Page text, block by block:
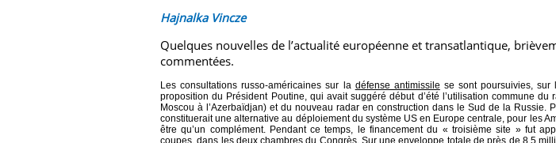
Hajnalka Vincze
Quelques nouvelles de l’actualité européenne et transatlantique,
commentées.
Les consultations russo-américaines sur la défense antimissile se sont poursuivies,
proposition du Président Poutine, qui avait suggéré début d’été l’utilisation commune du
Moscou à l’Azerbaïdjan) et du nouveau radar en construction dans le Sud de la Russie.
constituerait une alternative au déploiement du système US en Europe centrale, pour les
être qu’un complément. Pendant ce temps, le financement du « troisième site » fut